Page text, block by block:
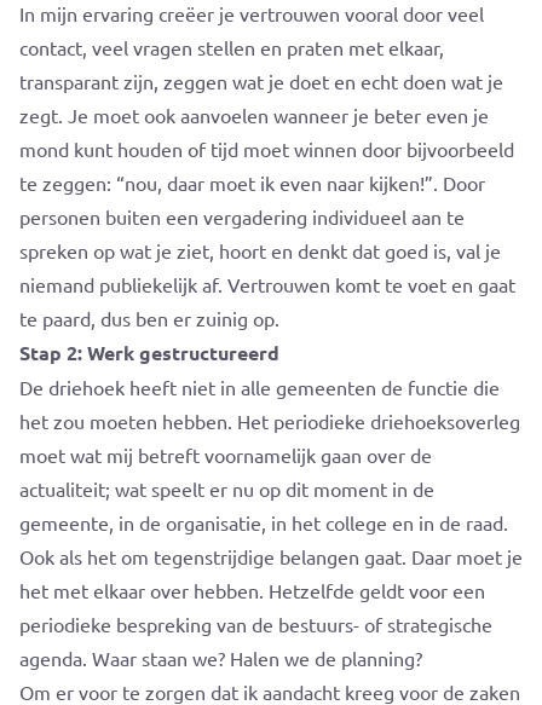
In mijn ervaring creëer je vertrouwen vooral door veel
contact, veel vragen stellen en praten met elkaar,
transparant zijn, zeggen wat je doet en echt doen wat je
zegt. Je moet ook aanvoelen wanneer je beter even je
mond kunt houden of tijd moet winnen door bijvoorbeeld
te zeggen: “nou, daar moet ik even naar kijken!”. Door
personen buiten een vergadering individueel aan te
spreken op wat je ziet, hoort en denkt dat goed is, val je
niemand publiekelijk af. Vertrouwen komt te voet en gaat
te paard, dus ben er zuinig op.
Stap 2: Werk gestructureerd
De driehoek heeft niet in alle gemeenten de functie die
het zou moeten hebben. Het periodieke driehoeksoverleg
moet wat mij betreft voornamelijk gaan over de
actualiteit; wat speelt er nu op dit moment in de
gemeente, in de organisatie, in het college en in de raad.
Ook als het om tegenstrijdige belangen gaat. Daar moet je
het met elkaar over hebben. Hetzelfde geldt voor een
periodieke bespreking van de bestuurs- of strategische
agenda. Waar staan we? Halen we de planning?
Om er voor te zorgen dat ik aandacht kreeg voor de zaken